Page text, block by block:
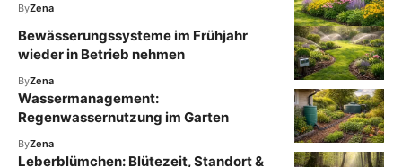
ByZena
Bewässerungssysteme im Frühjahr
wieder in Betrieb nehmen
ByZena
Wassermanagement:
Regenwassernutzung im Garten
ByZena
Leberblümchen: Blütezeit, Standort &